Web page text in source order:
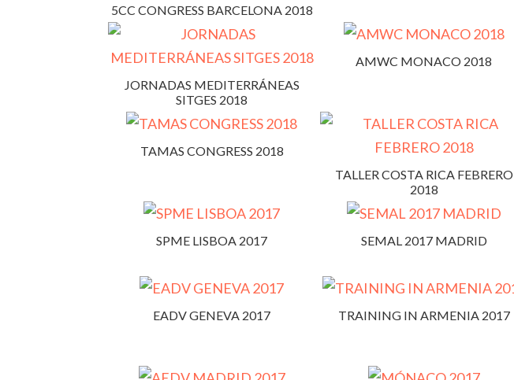
5CC CONGRESS BARCELONA 2018
JORNADAS MEDITERRÁNEAS
SITGES 2018
AMWC MONACO 2018
TAMAS CONGRESS 2018
TALLER COSTA RICA FEBRERO
2018
SPME LISBOA 2017 SEMAL 2017 MADRID
EADV GENEVA 2017 TRAINING IN ARMENIA 2017